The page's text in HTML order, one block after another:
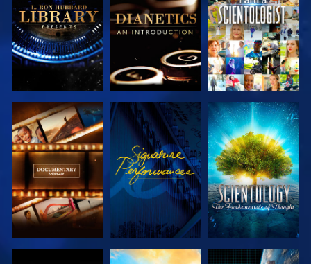
LES SÉRIES
LES SÉRIES
DÉCOUVRIR
LES SÉRIES
REGARDER
DÉCOUVRIR
LES SÉRIES